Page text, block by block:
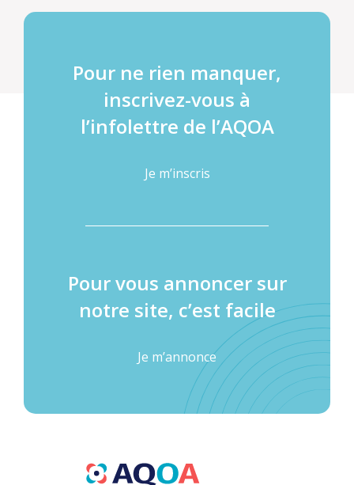
Pour ne rien manquer,
inscrivez-vous à
l’infolettre de l’AQOA
Je m’inscris
Pour vous annoncer sur
notre site, c’est facile
Je m’annonce